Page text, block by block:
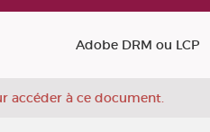
Adobe DRM ou LCP
accéder à ce document.